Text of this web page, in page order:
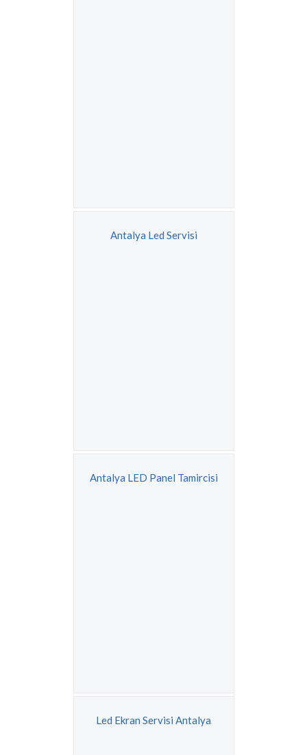
Antalya Led Servisi
Antalya LED Panel Tamircisi
Led Ekran Servisi Antalya